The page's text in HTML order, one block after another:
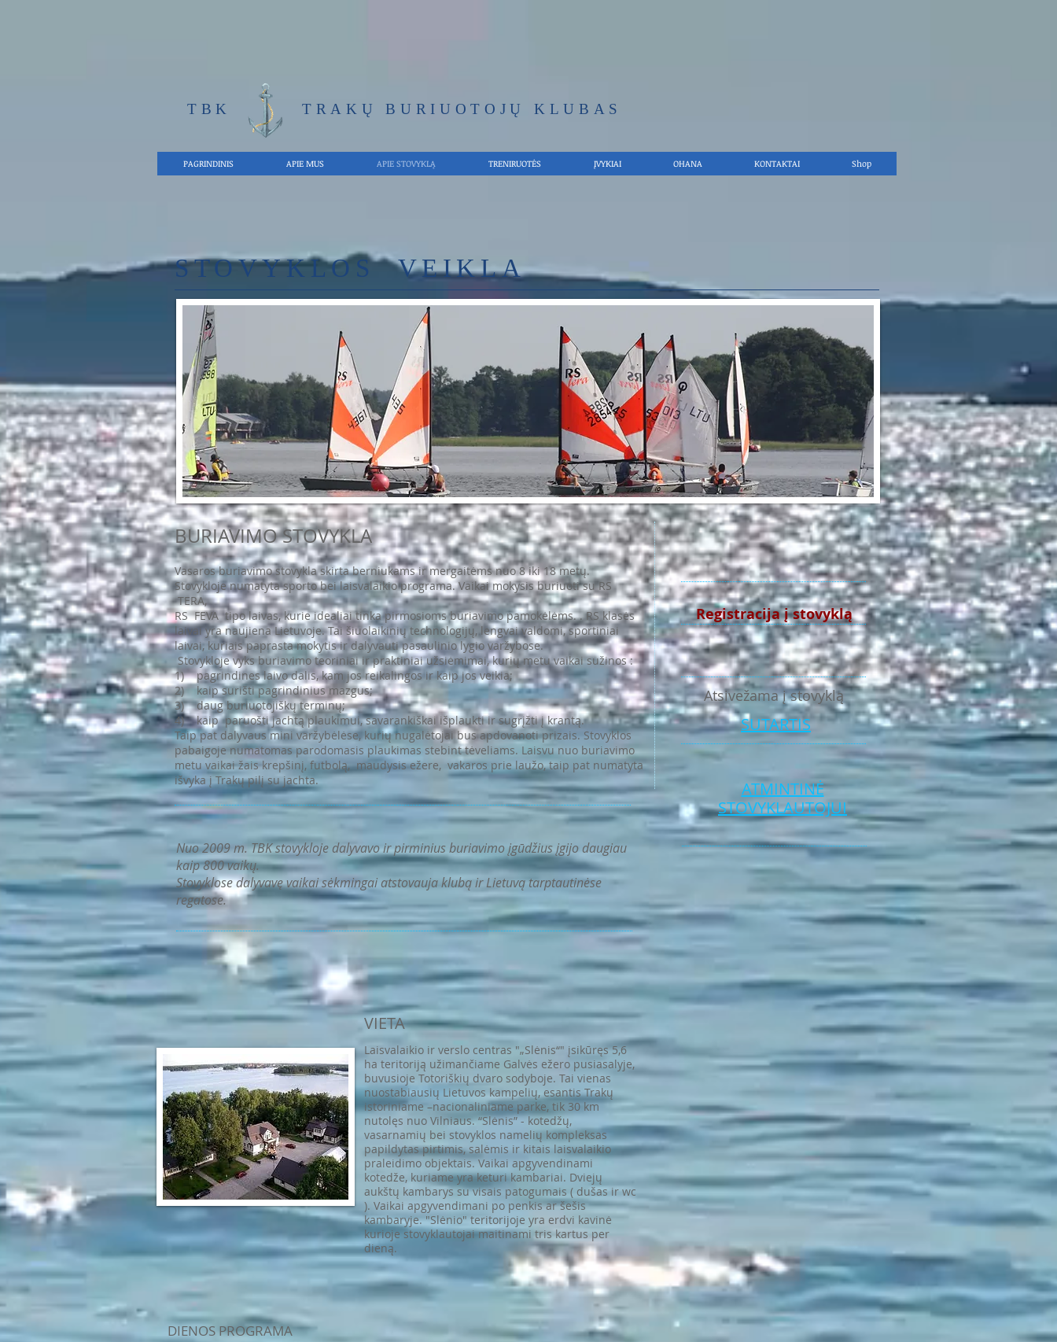
TBK TRAKŲ BURIUOTOJŲ KLUBAS
PAGRINDINIS APIE MUS APIE STOVYKLĄ TRENIRUOTĖS ĮVYKIAI OHANA KONTAKTAI Shop
STOVYKLOS VEIKLA
BURIAVIMO STOVYKLA
Vasaros buriavimo stovykla skirta berniukams ir mergaitėms nuo 8 iki 18 metų.
Stovykloje numatyta sporto bei laisvalaikio programa. Vaikai mokysis buriuoti su RS
TERA,
RS FEVA tipo laivas, kurie idealiai tinka pirmosioms buriavimo pamokėlėms. . RS klasės
laivai yra naujiena Lietuvoje. Tai šiuolaikinių technologijų, lengvai valdomi, sportiniai
laivai, kuriais paprasta mokytis ir dalyvauti pasaulinio lygio varžybose.
Stovykloje vyks buriavimo teoriniai ir praktiniai užsiėmimai, kurių metu vaikai sužinos :
1) pagrindines laivo dalis, kam jos reikalingos ir kaip jos veikia;
2) kaip surišti pagrindinius mazgus;
3) daug buriuotojiškų terminų;
4) kaip paruošti jachtą plaukimui, savarankiškai išplaukti ir sugrįžti į krantą.
Taip pat dalyvaus mini varžybėlėse, kurių nugalėtojai bus apdovanoti prizais. Stovyklos
pabaigoje numatomas parodomasis plaukimas stebint tėveliams. Laisvu nuo buriavimo
metu vaikai žais krepšinį, futbolą, maudysis ežere, vakaros prie laužo, taip pat numatyta
išvyka į Trakų pilį su jachta.
Nuo 2009 m. TBK stovykloje dalyvavo ir pirminius buriavimo įgūdžius įgijo daugiau
kaip 800 vaikų.
Stovyklose dalyvavę vaikai sėkmingai atstovauja klubą ir Lietuvą tarptautinėse
regatose.
Registracija į stovyklą
Atsivežama į stovyklą
SUTARTIS
ATMINTINĖ
STOVYKLAUTOJUI
VIETA
Laisvalaikio ir verslo centras "„Slėnis“" įsikūręs 5,6
ha teritoriją užimančiame Galvės ežero pusiasalyje,
buvusioje Totoriškių dvaro sodyboje. Tai vienas
nuostabiausių Lietuvos kampelių, esantis Trakų
istoriniame –nacionaliniame parke, tik 30 km
nutolęs nuo Vilniaus. “Slėnis” - kotedžų,
vasarnamių bei stovyklos namelių kompleksas
papildytas pirtimis, salėmis ir kitais laisvalaikio
praleidimo objektais. Vaikai apgyvendinami
kotedže, kuriame yra keturi kambariai. Dviejų
aukštų kambarys su visais patogumais ( dušas ir wc
). Vaikai apgyvendimani po penkis ar šešis
kambaryje. "Slėnio" teritorijoje yra erdvi kavinė
kurioje stovyklautojai maitinami tris kartus per
dieną.
DIENOS PROGRAMA